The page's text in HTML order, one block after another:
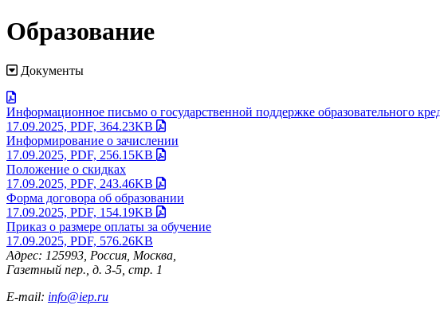
Образование
Документы
Информационное письмо о государственной поддержке образовательного
17.09.2025, PDF, 364.23KB
Информирование о зачислении
17.09.2025, PDF, 256.15KB
Положение о скидках
17.09.2025, PDF, 243.46KB
Форма договора об образовании
17.09.2025, PDF, 154.19KB
Приказ о размере оплаты за обучение
17.09.2025, PDF, 576.26KB
Адрес: 125993, Россия, Москва,
Газетный пер., д. 3-5, стр. 1
E-mail: info@iep.ru